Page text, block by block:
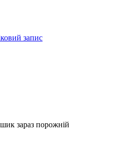
запис
зараз порожній